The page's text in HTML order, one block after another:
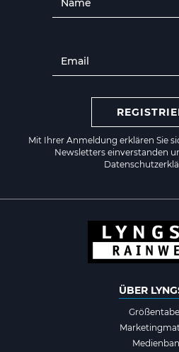
Mit Ihrer Anmeldung erklären Sie
Newsletters einverstanden
ÜBER